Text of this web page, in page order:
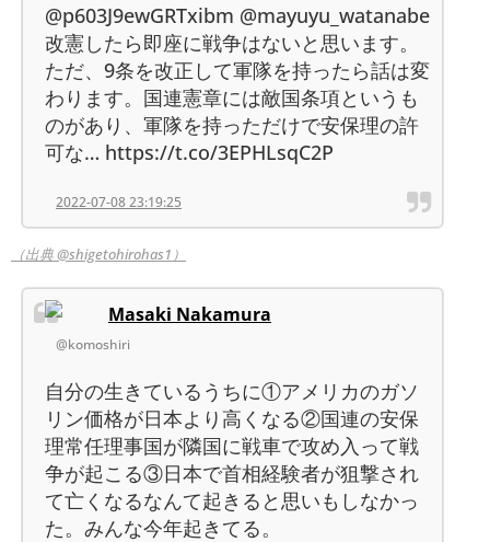
@p603J9ewGRTxibm @mayuyu_watanabe
改憲したら即座に戦争はないと思います。
ただ、9条を改正して軍隊を持ったら話は変
わります。国連憲章には敵国条項というも
のがあり、軍隊を持っただけで安保理の許
可な… https://t.co/3EPHLsqC2P
2022-07-08 23:19:25
（出典 @shigetohirohas1）
Masaki Nakamura
@komoshiri
自分の生きているうちに①アメリカのガソ
リン価格が日本より高くなる②国連の安保
理常任理事国が隣国に戦車で攻め入って戦
争が起こる③日本で首相経験者が狙撃され
て亡くなるなんて起きると思いもしなかっ
た。みんな今年起きてる。